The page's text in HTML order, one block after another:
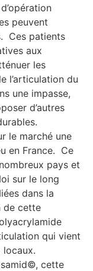
peuvent
Ces patients
aux
les
l’articulation du
une impasse,
d’autres
le marché une
en France. Ce
pays et
sur le long
dans la
de cette
qui vient
locaux.
cette